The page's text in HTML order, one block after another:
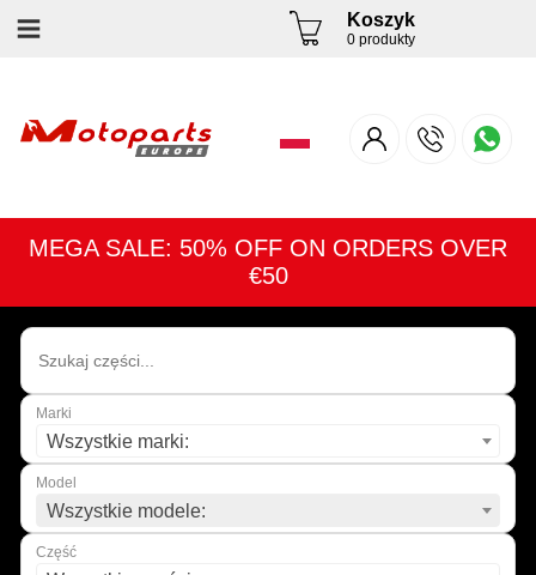
Koszyk
0 produkty
MEGA SALE: 50% OFF ON ORDERS OVER
€50
Marki
Wszystkie marki:
Model
Wszystkie modele:
Część